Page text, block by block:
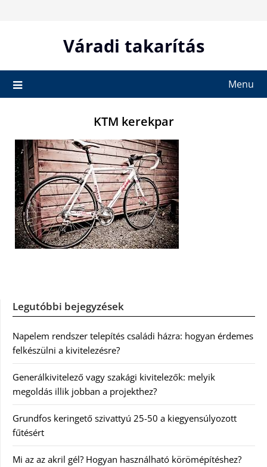
Váradi takarítás
Menu
KTM kerekpar
Legutóbbi bejegyzések
Napelem rendszer telepítés családi házra: hogyan érdemes
felkészülni a kivitelezésre?
Generálkivitelező vagy szakági kivitelezők: melyik
megoldás illik jobban a projekthez?
Grundfos keringető szivattyú 25-50 a kiegyensúlyozott
fűtésért
Mi az az akril gél? Hogyan használható körömépítéshez?